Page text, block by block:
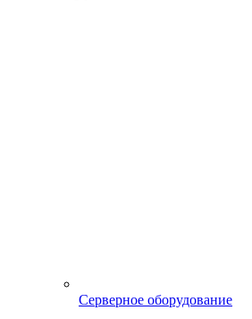
Серверное оборудование